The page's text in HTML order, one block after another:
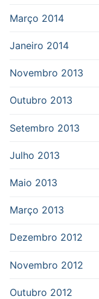
Março 2014
Janeiro 2014
Novembro 2013
Outubro 2013
Setembro 2013
Julho 2013
Maio 2013
Março 2013
Dezembro 2012
Novembro 2012
Outubro 2012